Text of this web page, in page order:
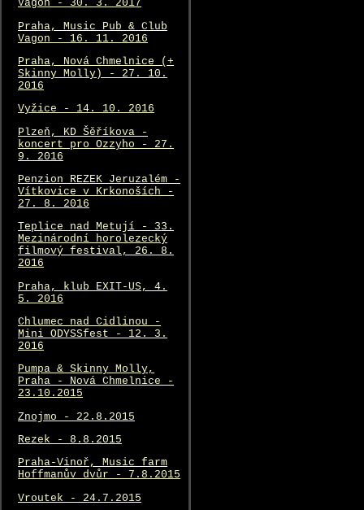
Vagon - 30. 3. 2017
Praha, Music Pub & Club
Vagon - 16. 11. 2016
Praha, Nová Chmelnice (+
Skinny Molly) - 27. 10.
2016
Vyžice - 14. 10. 2016
Plzeň, KD Šěříkova -
koncert pro Ozzyho - 27.
9. 2016
Penzion REZEK Jeruzalém -
Vítkovice v Krkonoších -
27. 8. 2016
Teplice nad Metují - 33.
Mezinárodní horolezecký
filmový festival, 26. 8.
2016
Praha, klub EXIT-US, 4.
5. 2016
Chlumec nad Cidlinou -
Mini ODYSSfest - 12. 3.
2016
Pumpa & Skinny Molly,
Praha - Nová Chmelnice -
23.10.2015
Znojmo - 22.8.2015
Rezek - 8.8.2015
Praha-Vinoř, Music farm
Hoffmanův dvůr - 7.8.2015
Vroutek - 24.7.2015